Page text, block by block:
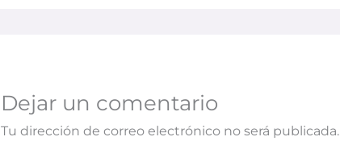
Dejar un comentario
Tu dirección de correo electrónico no será publicada.